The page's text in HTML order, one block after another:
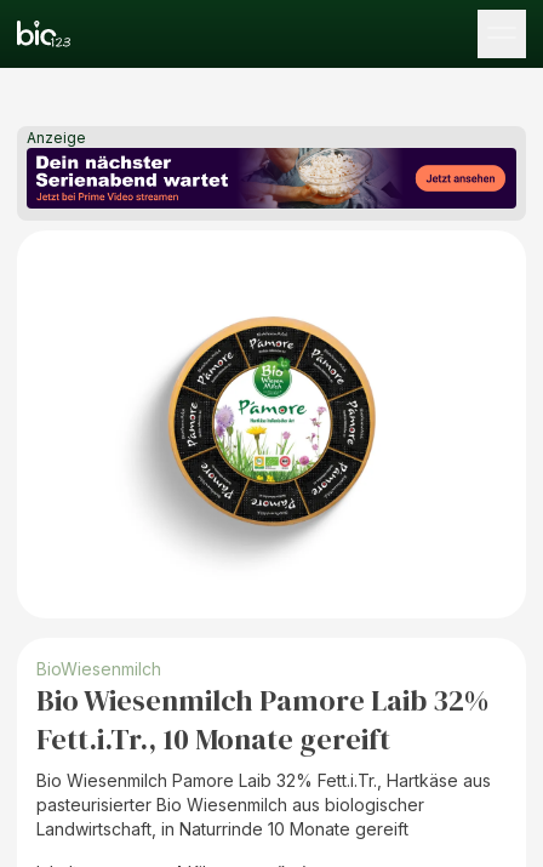
Anzeige
BioWiesenmilch
Bio Wiesenmilch Pamore Laib 32%
Fett.i.Tr., 10 Monate gereift
Bio Wiesenmilch Pamore Laib 32% Fett.i.Tr., Hartkäse aus
pasteurisierter Bio Wiesenmilch aus biologischer
Landwirtschaft, in Naturrinde 10 Monate gereift